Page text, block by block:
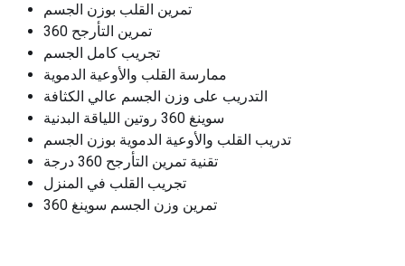
تمرين القلب بوزن الجسم
تمرين التأرجح 360
تجريب كامل الجسم
ممارسة القلب والأوعية الدموية
التدريب على وزن الجسم عالي الكثافة
سوينغ 360 روتين اللياقة البدنية
تدريب القلب والأوعية الدموية بوزن الجسم
تقنية تمرين التأرجح 360 درجة
تجريب القلب في المنزل
تمرين وزن الجسم سوينغ 360